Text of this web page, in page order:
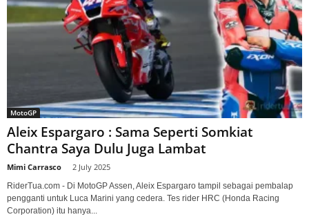
MotoGP
Aleix Espargaro : Sama Seperti Somkiat
Chantra Saya Dulu Juga Lambat
Mimi Carrasco 2 July 2025
RiderTua.com - Di MotoGP Assen, Aleix Espargaro tampil sebagai pembalap
pengganti untuk Luca Marini yang cedera. Tes rider HRC (Honda Racing
Corporation) itu hanya...